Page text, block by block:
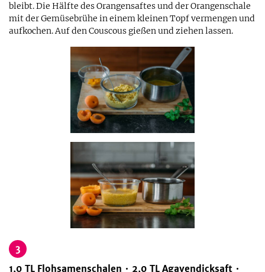
bleibt. Die Hälfte des Orangensaftes und der Orangenschale
mit der Gemüsebrühe in einem kleinen Topf vermengen und
aufkochen. Auf den Couscous gießen und ziehen lassen.
3
1,0 TL Flohsamenschalen 2,0 TL Agavendicksaft